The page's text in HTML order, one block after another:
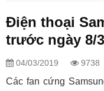
Điện thoại
trước ngày 8/
04/03/2019 9738
Các fan cứng